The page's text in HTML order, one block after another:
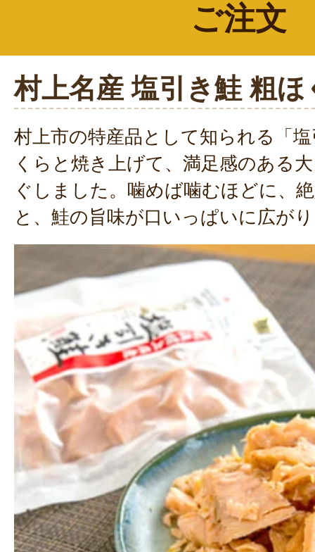
ご注文
村上名産 塩引き鮭 粗ほ
村上市の特産品として知られる「
くらと焼き上げて、満足感のある
ぐしました。噛めば噛むほどに、
と、鮭の旨味が口いっぱいに広が